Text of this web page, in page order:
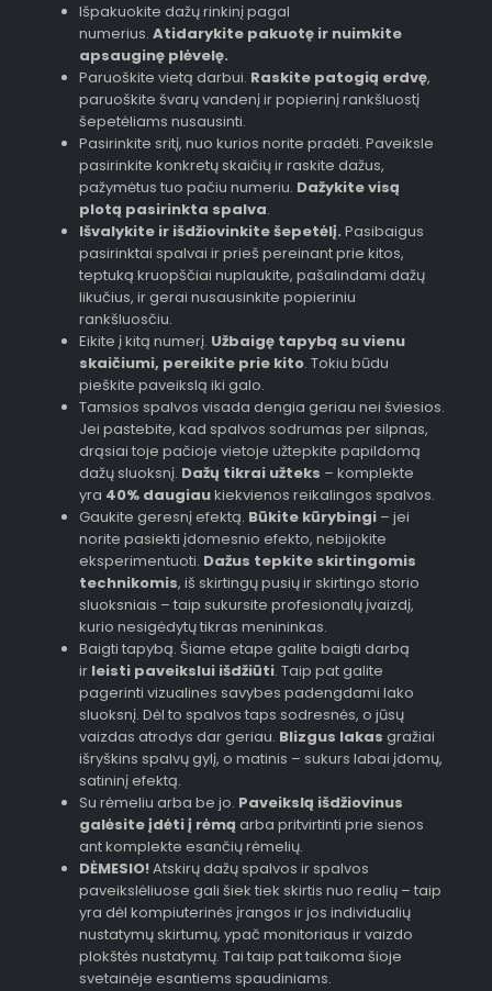
Išpakuokite dažų rinkinį pagal
numerius. Atidarykite pakuotę ir nuimkite
apsauginę plėvelę.
Paruoškite vietą darbui. Raskite patogią erdvę,
paruoškite švarų vandenį ir popierinį rankšluostį
šepetėliams nusausinti.
Pasirinkite sritį, nuo kurios norite pradėti. Paveiksle
pasirinkite konkretų skaičių ir raskite dažus,
pažymėtus tuo pačiu numeriu. Dažykite visą
plotą pasirinkta spalva.
Išvalykite ir išdžiovinkite šepetėlį. Pasibaigus
pasirinktai spalvai ir prieš pereinant prie kitos,
teptuką kruopščiai nuplaukite, pašalindami dažų
likučius, ir gerai nusausinkite popieriniu
rankšluosčiu.
Eikite į kitą numerį. Užbaigę tapybą su vienu
skaičiumi, pereikite prie kito. Tokiu būdu
pieškite paveikslą iki galo.
Tamsios spalvos visada dengia geriau nei šviesios.
Jei pastebite, kad spalvos sodrumas per silpnas,
drąsiai toje pačioje vietoje užtepkite papildomą
dažų sluoksnį. Dažų tikrai užteks – komplekte
yra 40% daugiaukiekvienos reikalingos spalvos.
Gaukite geresnį efektą. Būkite kūrybingi– jei
norite pasiekti įdomesnio efekto, nebijokite
eksperimentuoti. Dažus tepkite skirtingomis
technikomis, iš skirtingų pusių ir skirtingo storio
sluoksniais – taip sukursite profesionalų įvaizdį,
kurio nesigėdytų tikras menininkas.
Baigti tapybą. Šiame etape galite baigti darbą
ir leisti paveikslui išdžiūti. Taip pat galite
pagerinti vizualines savybes padengdami lako
sluoksnį. Dėl to spalvos taps sodresnės, o jūsų
vaizdas atrodys dar geriau. Blizgus lakas gražiai
išryškins spalvų gylį, o matinis – sukurs labai įdomų,
satininį efektą.
Su rėmeliu arba be jo. Paveikslą išdžiovinus
galėsite įdėti į rėmą arba pritvirtinti prie sienos
ant komplekte esančių rėmelių.
DĖMESIO!Atskirų dažų spalvos ir spalvos
paveikslėliuose gali šiek tiek skirtis nuo realių – taip
yra dėl kompiuterinės įrangos ir jos individualių
nustatymų skirtumų, ypač monitoriaus ir vaizdo
plokštės nustatymų. Tai taip pat taikoma šioje
svetainėje esantiems spaudiniams.